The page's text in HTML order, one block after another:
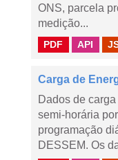
ONS, parcela
medição...
PDF API
Carga de
Dados de
semi-horária
programação
DESSEM. Os